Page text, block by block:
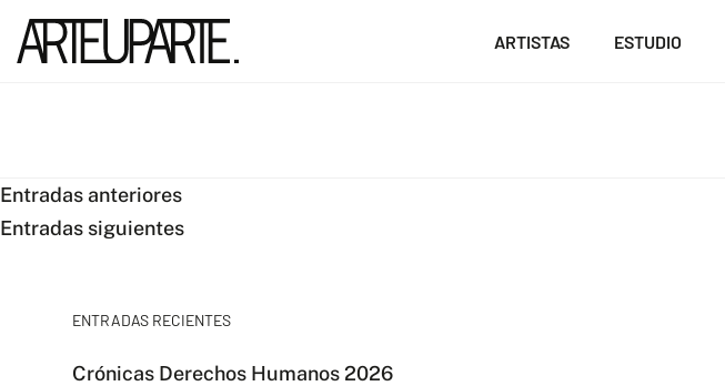
ARTISTAS ESTUDIO
Navegación
de
Entradas anteriores
Entradas siguientes
ENTRADAS RECIENTES
Crónicas Derechos Humanos 2026